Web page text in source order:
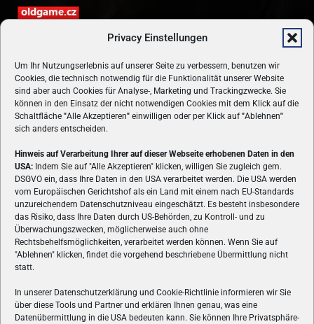
Privacy Einstellungen
Um Ihr Nutzungserlebnis auf unserer Seite zu verbessern, benutzen wir
Cookies, die technisch notwendig für die Funktionalität unserer Website
sind aber auch Cookies für Analyse-, Marketing und Trackingzwecke. Sie
können in den Einsatz der nicht notwendigen Cookies mit dem Klick auf die
Schaltfläche "Alle Akzeptieren" einwilligen oder per Klick auf"Ablehnen"
sich anders entscheiden.
Hinweis auf Verarbeitung Ihrer auf dieser Webseite erhobenen Daten in den
USA: Indem Sie auf "Alle Akzeptieren" klicken, willigen Sie zugleich gem.
DSGVO ein, dass Ihre Daten in den USA verarbeitet werden. Die USA werden
vom Europäischen Gerichtshof als ein Land mit einem nach EU-Standards
unzureichendem Datenschutzniveau eingeschätzt. Es besteht insbesondere
das Risiko, dass Ihre Daten durch US-Behörden, zu Kontroll- und zu
Überwachungszwecken, möglicherweise auch ohne
Rechtsbehelfsmöglichkeiten, verarbeitet werden können. Wenn Sie auf
"Ablehnen" klicken, findet die vorgehend beschriebene Übermittlung nicht
statt.
In unserer Datenschutzerklärung und Cookie-Richtlinie informieren wir Sie
über diese Tools und Partner und erklären Ihnen genau, was eine
Datenübermittlung in die USA bedeuten kann. Sie können Ihre Privatsphäre-
ÜBER UNS
VON GAMERN, FÜR GAMER! Gamers.at ist das älteste Online-
Spielemagazin Österreichs und bringt täglich aktuelle News,
Reviews und Videos zu PC- und Konsolenspielen, Gaming-
Hardware und aus der Welt des e-Sport's.
FOLGE UNS